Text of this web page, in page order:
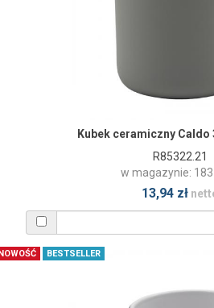
Kubek ceramiczny Caldo
R85322.21
w magazynie:
13,94 zł
BESTSELLER